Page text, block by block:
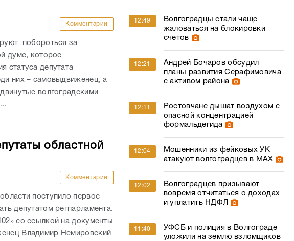
Комментарии
побороться за
думе, которое
статуса депутата
них – самовыдвиженец, а
волгоградскими
областной
Комментарии
поступило первое
депутатом регпарламента.
со ссылкой на документы
Владимир Немировский
12:49
Волгоградцы стали чаще
жаловаться на блокировки
счетов
12:21
Андрей Бочаров обсудил
планы развития Серафимовича
с активом района
12:11
Ростовчане дышат воздухом с
опасной концентрацией
формальдегида
12:04
Мошенники из фейковых УК
атакуют волгоградцев в МАХ
12:02
Волгоградцев призывают
вовремя отчитаться о доходах
и уплатить НДФЛ
11:40
УФСБ и полиция в Волгограде
уложили на землю взломщиков